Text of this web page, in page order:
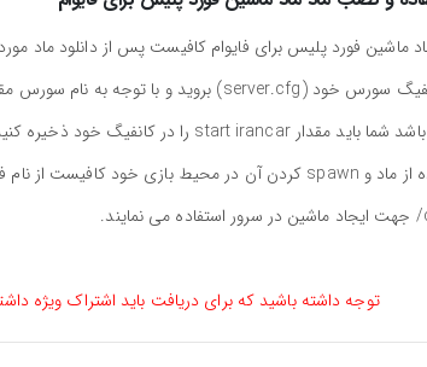
توجه داشته باشید که برای دریافت باید اشتراک ویژه